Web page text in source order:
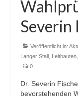
Severin
Veröffentlicht in:
Langer Stall Leitbauten
0
Dr. Severin
bevorstehenden